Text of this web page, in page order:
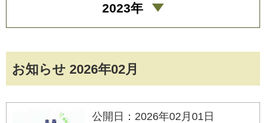
お知らせ 2026年02月
公開日：2026年02月01日
2023年